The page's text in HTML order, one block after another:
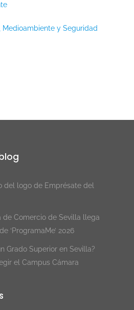
Medioambiente y Seguridad
del logo de Emprésate del
de Comercio de Sevilla llega
‘ProgramaMe’ 2026
Grado Superior en Sevilla?
el Campus Cámara